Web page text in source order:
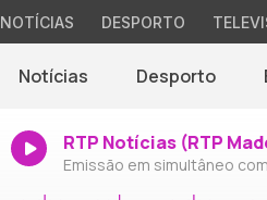
NOTÍCIAS DESPORTO
Notícias Desporto
RTP Notícias (RTP
Emissão em simultâneo